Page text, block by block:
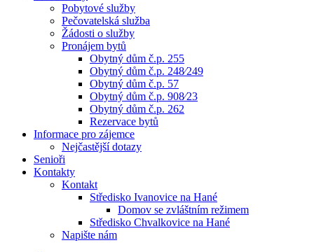
Pobytové služby
Pečovatelská služba
Žádosti o služby
Pronájem bytů
Obytný dům č.p. 255
Obytný dům č.p. 248⁄249
Obytný dům č.p. 57
Obytný dům č.p. 908⁄23
Obytný dům č.p. 262
Rezervace bytů
Informace pro zájemce
Nejčastější dotazy
Senioři
Kontakty
Kontakt
Středisko Ivanovice na Hané
Domov se zvláštním režimem
Středisko Chvalkovice na Hané
Napište nám